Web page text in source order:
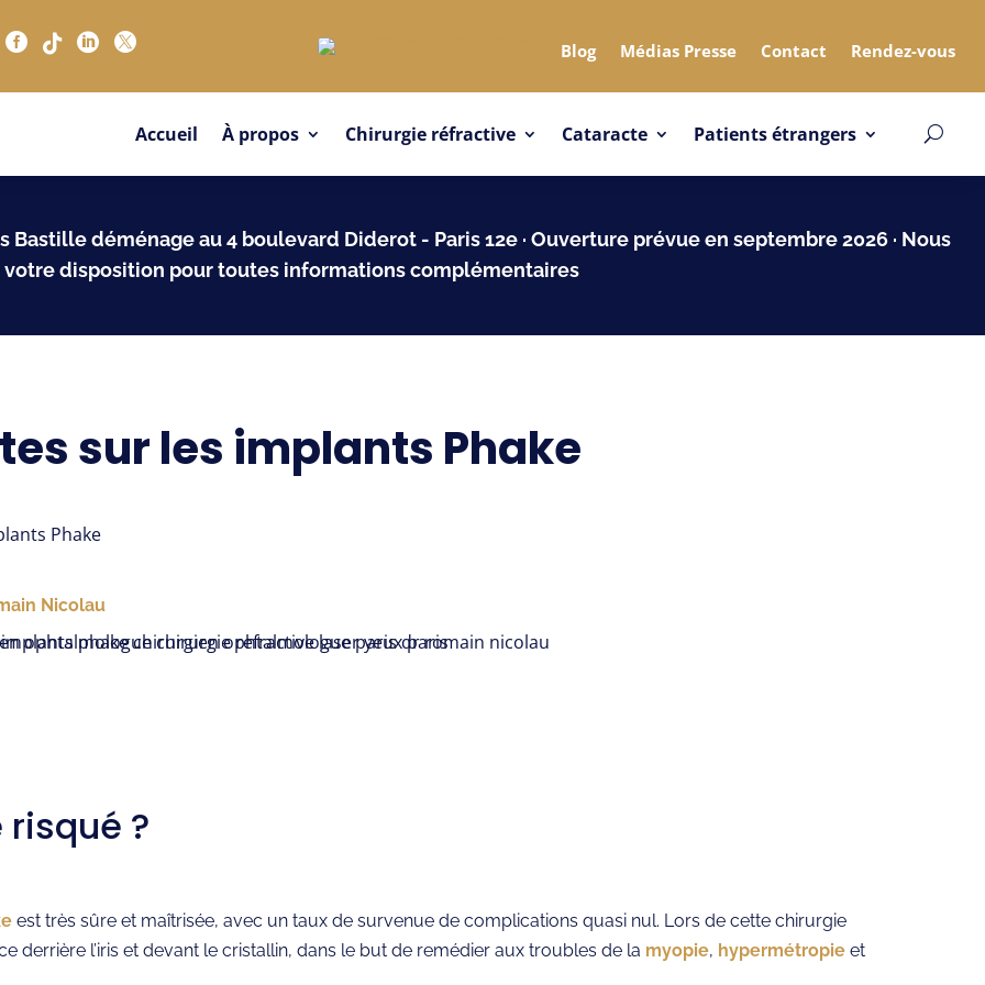
    Blog Médias Presse Contact Rendez-vous
Accueil À propos Chirurgie réfractive Cataracte Patients étrangers
déménage au 4 boulevard Diderot - Paris 12e · Ouverture prévue en septembre 2026 · Nous
votre disposition pour toutes informations complémentaires
sur les implants Phake
Phake
Nicolau
?
est très sûre et maîtrisée, avec un taux de survenue de complications quasi nul. Lors de cette chirurgie
derrière l’iris et devant le cristallin, dans le but de remédier aux troubles de la myopie, hypermétropie et